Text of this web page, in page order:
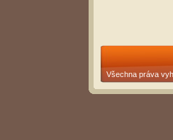
Všechna práva